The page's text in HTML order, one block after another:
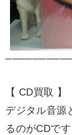
【 CD買取 】
デジタル音源
るのがCDで